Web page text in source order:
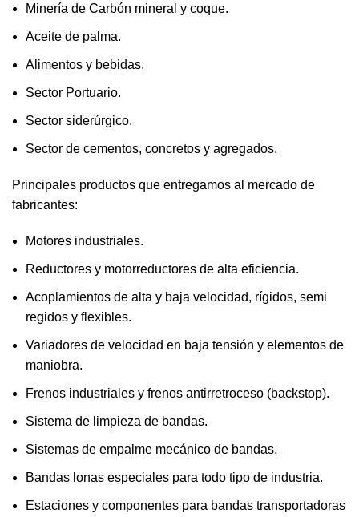
Minería de Carbón mineral y coque.
Aceite de palma.
Alimentos y bebidas.
Sector Portuario.
Sector siderúrgico.
Sector de cementos, concretos y agregados.
Principales productos que entregamos al mercado de
fabricantes:
Motores industriales.
Reductores y motorreductores de alta eficiencia.
Acoplamientos de alta y baja velocidad, rígidos, semi
regidos y flexibles.
Variadores de velocidad en baja tensión y elementos de
maniobra.
Frenos industriales y frenos antirretroceso (backstop).
Sistema de limpieza de bandas.
Sistemas de empalme mecánico de bandas.
Bandas lonas especiales para todo tipo de industria.
Estaciones y componentes para bandas transportadoras